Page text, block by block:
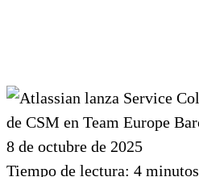
8 de octubre de 2025
Tiempo de lectura: 4 minutos